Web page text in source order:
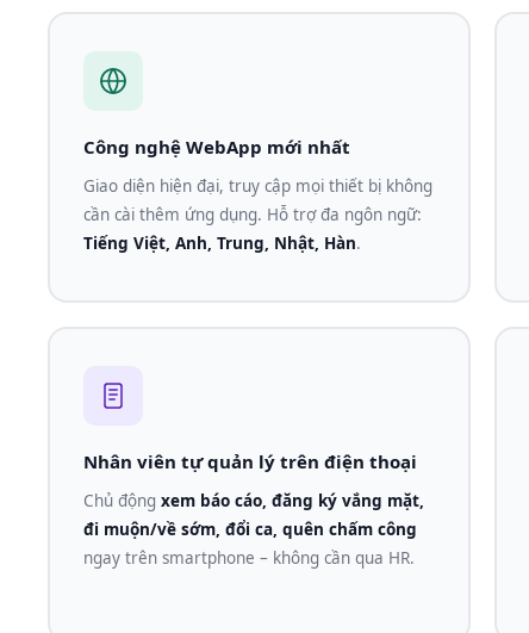
Công nghệ WebApp mới nhất
Giao diện hiện đại, truy cập mọi thiết bị không
cần cài thêm ứng dụng. Hỗ trợ đa ngôn ngữ:
Tiếng Việt, Anh, Trung, Nhật, Hàn.
Nhân viên tự quản lý trên điện thoại
Chủ động xem báo cáo, đăng ký vắng mặt,
đi muộn/về sớm, đổi ca, quên chấm công
ngay trên smartphone – không cần qua HR.